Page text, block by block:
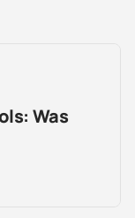
Was